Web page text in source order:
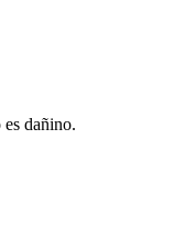
dañino.